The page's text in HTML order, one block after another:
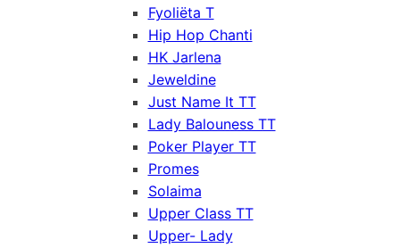
Fyoliëta T
Hip Hop Chanti
HK Jarlena
Jeweldine
Just Name It TT
Lady Balouness TT
Poker Player TT
Promes
Solaima
Upper Class TT
Upper- Lady